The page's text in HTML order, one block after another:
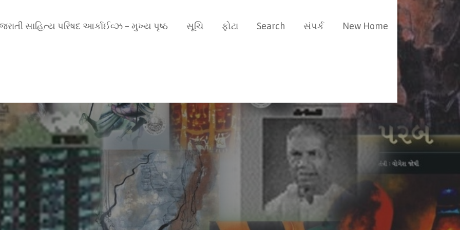
સાહિત્ય પરિષદ આર્કાઈવ્ઝ – મુખ્ય પૃષ્ઠ સૂચિ ફોટા Search સંપર્ક New Home